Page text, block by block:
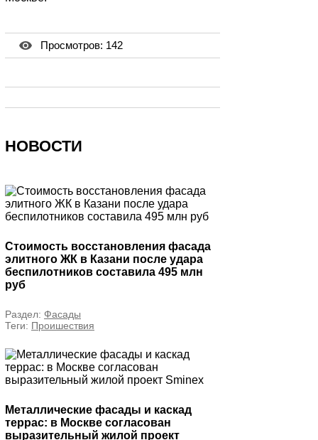
Просмотров: 142
НОВОСТИ
Стоимость восстановления фасада
элитного ЖК в Казани после удара
беспилотников составила 495 млн
руб
Раздел: Фасады
Теги: Проишествия
Металлические фасады и каскад
террас: в Москве согласован
выразительный жилой проект